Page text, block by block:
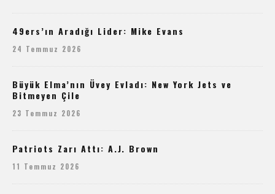
49ers’ın Aradığı Lider: Mike Evans
24 Temmuz 2026
Büyük Elma’nın Üvey Evladı: New York Jets ve
Bitmeyen Çile
23 Temmuz 2026
Patriots Zarı Attı: A.J. Brown
11 Temmuz 2026